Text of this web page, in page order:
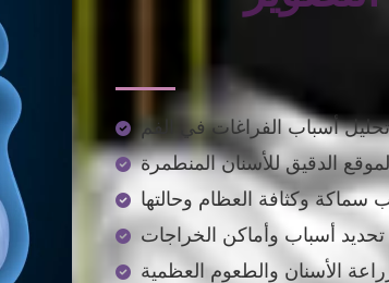
تحليل أسباب الفراغات في الفم
الدقيق للأسنان المنطمرة
تحديد أسباب وأماكن الخراجات
الأسنان والطعوم العظمية